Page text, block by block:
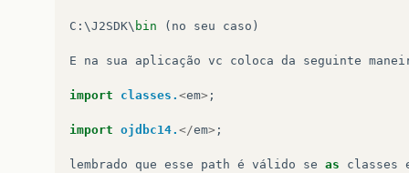
C : \J2SDK\ bin ( no seu caso )
E na sua aplicação vc coloca da seguinte
import classes. <em> ;
import ojdbc14. </em> ;
lembrado que esse path é válido se as classes